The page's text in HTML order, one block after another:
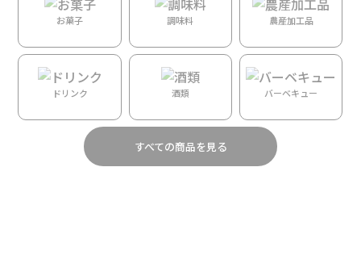
お菓子 調味料 農産加工品
ドリンク 酒類 バーベキュー
すべての商品を見る